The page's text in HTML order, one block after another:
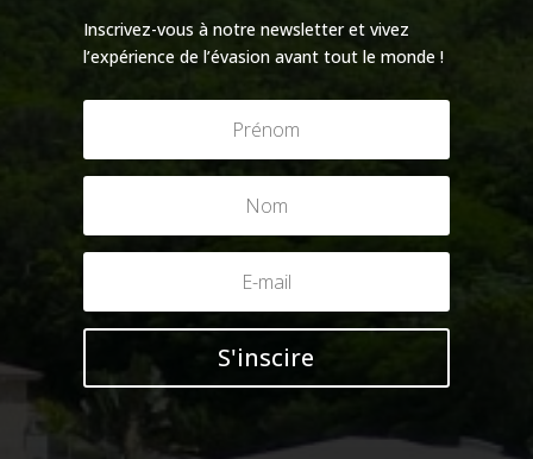
Inscrivez-vous à notre newsletter et vivez
l’expérience de l’évasion avant tout le monde !
S'inscire